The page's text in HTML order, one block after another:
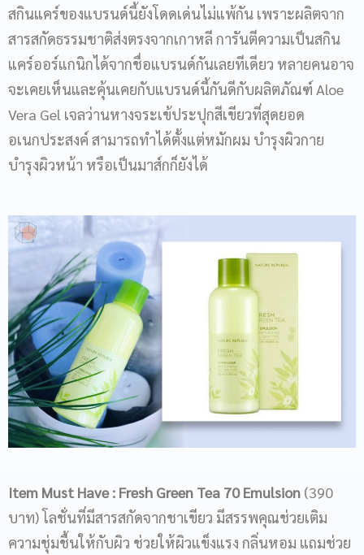
สกินแคร์ของแบรนด์นี้ยังโดดเด่นไม่แพ้กัน เพราะผลิตจาก
สารสกัดธรรมชาติส่งตรงจากเกาหลี การันตีความเป็นสกิน
แคร์ออร์แกนิกได้จากชื่อแบรนด์กันเลยทีเดียว หลายคนอาจ
จะเคยเห็นและคุ้นเคยกับแบรนด์นี้กันดีกับผลิตภัณฑ์ Aloe
Vera Gel เจลว่านหางจระเข้ประปุกสีเขียวที่สุดยอด
อเนกประสงค์ สามารถทำได้ตั้งแต่หมักผม บำรุงผิวกาย
บำรุงผิวหน้า หรือเป็นมาส์กก็ยังได้
Item Must Have: Fresh Green Tea 70 Emulsion (390
บาท) โลชั่นที่มีสารสกัดจากชาเขียว มีสรรพคุณช่วยเติม
ความชุ่มชื้นให้กับผิว ช่วยให้ผิวแข็งแรง กลิ่นหอม แถมช่วย